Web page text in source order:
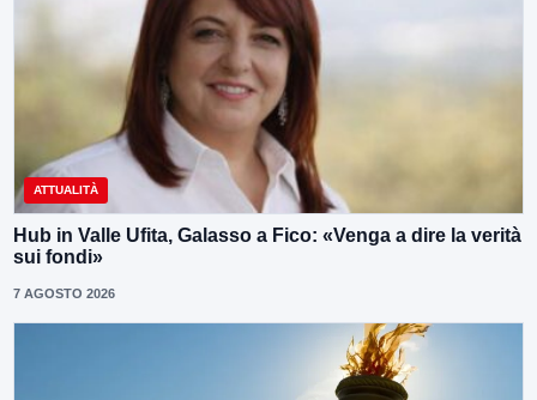
ATTUALITÀ
Hub in Valle Ufita, Galasso a Fico: «Venga a dire la verità
sui fondi»
7 AGOSTO 2026